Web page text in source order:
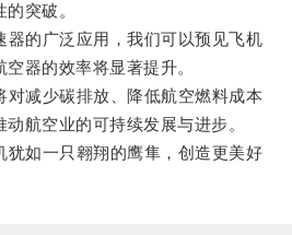
突破。
的广泛应用，我们可以预见飞机
器的效率将显著提升。
减少碳排放、降低航空燃料成本
航空业的可持续发展与进步。
如一只翱翔的鹰隼，创造更美好